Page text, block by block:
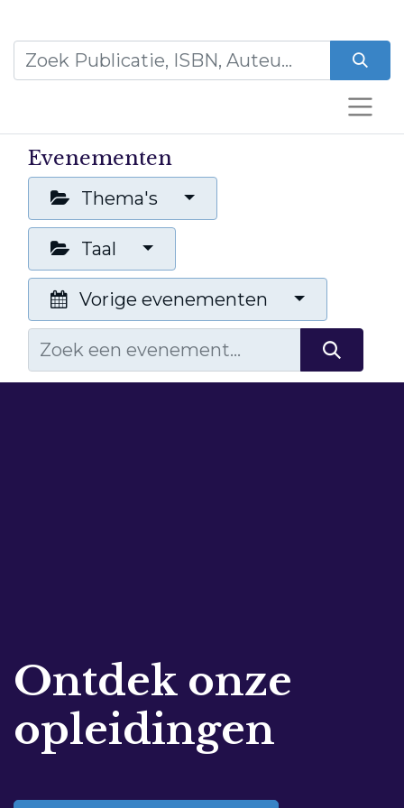
Evenementen
Thema's
Taal
Vorige evenementen
Ontdek onze
opleidingen